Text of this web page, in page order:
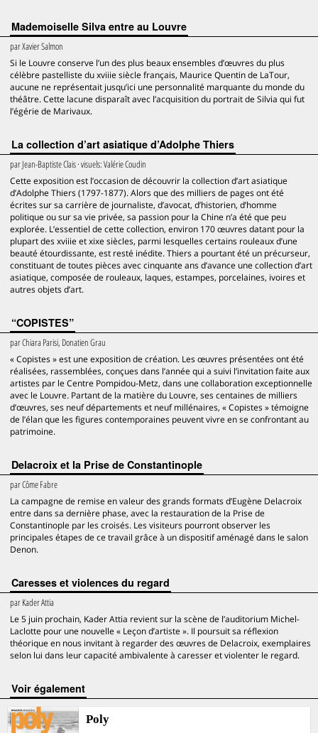
Mademoiselle Silva entre au Louvre
parXavier Salmon
Si le Louvre conserve l’un des plus beaux ensembles d’œuvres du plus
célèbre pastelliste du xviiie siècle français, Maurice Quentin de LaTour,
aucune ne représentait jusqu’ici une personnalité marquante du monde du
théâtre. Cette lacune disparaît avec l’acquisition du portrait de Silvia qui fut
l’égérie de Marivaux.
La collection d’art asiatique d’Adolphe Thiers
parJean-Baptiste Clais· visuels:Valérie Coudin
Cette exposition est l’occasion de découvrir la collection d’art asiatique
d’Adolphe Thiers (1797-1877). Alors que des milliers de pages ont été
écrites sur sa carrière de journaliste, d’avocat, d’historien, d’homme
politique ou sur sa vie privée, sa passion pour la Chine n’a été que peu
explorée. L’essentiel de cette collection, environ 170 œuvres datant pour la
plupart des xviiie et xixe siècles, parmi lesquelles certains rouleaux d’une
beauté étourdissante, est resté inédite. Thiers a pourtant été un précurseur,
constituant de toutes pièces avec cinquante ans d’avance une collection d’art
asiatique, composée de rouleaux, laques, estampes, porcelaines, ivoires et
autres objets d’art.
“COPISTES”
parChiara Parisi, Donatien Grau
« Copistes » est une exposition de création. Les œuvres présentées ont été
réalisées, rassemblées, conçues dans l’année qui a suivi l’invitation faite aux
artistes par le Centre Pompidou-Metz, dans une collaboration exceptionnelle
avec le Louvre. Partant de la matière du Louvre, ses centaines de milliers
d’œuvres, ses neuf départements et neuf millénaires, « Copistes » témoigne
de l’élan que les figures contemporaines peuvent vivre en se confrontant au
patrimoine.
Delacroix et la Prise de Constantinople
parCôme Fabre
La campagne de remise en valeur des grands formats d’Eugène Delacroix
entre dans sa dernière phase, avec la restauration de la Prise de
Constantinople par les croisés. Les visiteurs pourront observer les
principales étapes de ce travail grâce à un dispositif aménagé dans le salon
Denon.
Caresses et violences du regard
parKader Attia
Le 5 juin prochain, Kader Attia revient sur la scène de l’auditorium Michel-
Laclotte pour une nouvelle « Leçon d’artiste ». Il poursuit sa réflexion
théorique en nous invitant à regarder des œuvres de Delacroix, exemplaires
selon lui dans leur capacité ambivalente à caresser et violenter le regard.
voir également
Poly